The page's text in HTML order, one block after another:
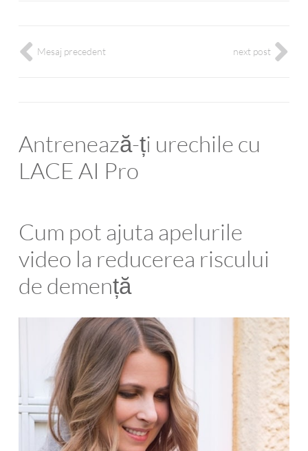
Mesaj precedent next post
Antrenează-ți urechile cu
LACE AI Pro
Cum pot ajuta apelurile
video la reducerea riscului
de demență